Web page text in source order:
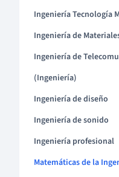
Ingeniería Tecnología
Ingeniería de
Ingeniería de
(Ingeniería)
Ingeniería de diseño
Ingeniería de sonido
Ingeniería profesional
Matemáticas de la